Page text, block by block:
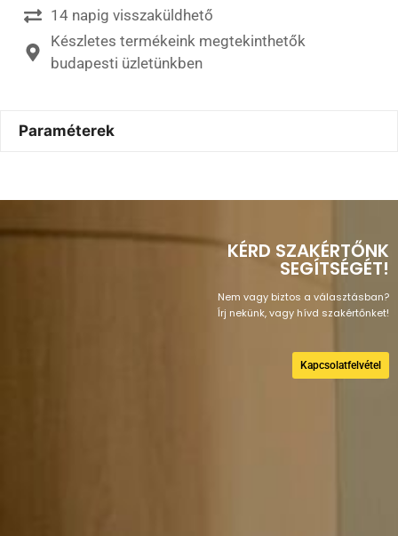
14 napig visszaküldhető
Készletes termékeink megtekinthetők
budapesti üzletünkben
Paraméterek
KÉRD SZAKÉRTŐNK
SEGÍTSÉGÉT!
Nem vagy biztos a választásban?
Írj nekünk, vagy hívd szakértőnket!
Kapcsolatfelvétel